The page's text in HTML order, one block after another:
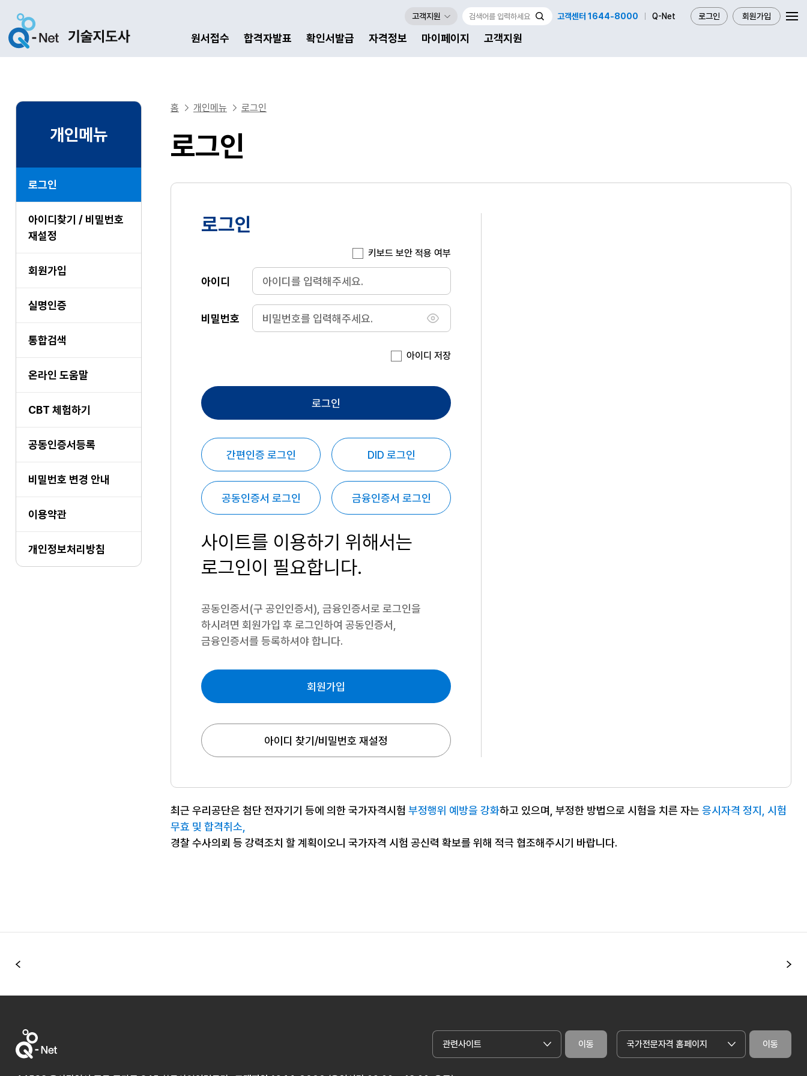
원서접수 합격자발표 확인서발급 자격정보 마이페이지 고객지원
로그인 회원가입
고객센터 1644-8000 Q-Net
고객지원
개인메뉴
로그인
아이디찾기 / 비밀번호
재설정
회원가입
실명인증
통합검색
온라인 도움말
CBT 체험하기
공동인증서등록
비밀번호 변경 안내
이용약관
개인정보처리방침
홈 개인메뉴 로그인
로그인
로그인
키보드 보안 적용 여부
아이디
비밀번호
아이디 저장
로그인
간편인증 로그인 DID 로그인
공동인증서 로그인 금융인증서 로그인
사이트를 이용하기 위해서는
로그인이 필요합니다.
공동인증서(구 공인인증서), 금융인증서로 로그인을
하시려면 회원가입 후 로그인하여 공동인증서,
금융인증서를 등록하셔야 합니다.
회원가입
아이디 찾기/비밀번호 재설정
최근 우리공단은 첨단 전자기기 등에 의한 국가자격시험 부정행위 예방을 강화하고 있으며, 부정한 방법으로 시험을 치른 자는 응시자격 정지, 시험
무효 및 합격취소,
경찰 수사의뢰 등 강력조치 할 계획이오니 국가자격 시험 공신력 확보를 위해 적극 협조해주시기 바랍니다.
관련사이트 이동 국가전문자격 홈페이지 이동